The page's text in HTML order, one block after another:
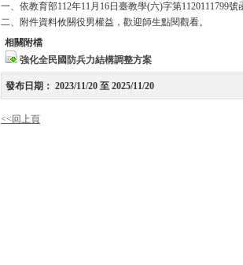
一、依教育部112年11月16日臺教學(六)字第1120111799號
二、附件資料攸關役男權益，歡迎師生點閱觀看。
相關附檔
強化全民國防兵力結構調整方案
發布日期： 2023/11/20 至 2025/11/20
<<回上頁